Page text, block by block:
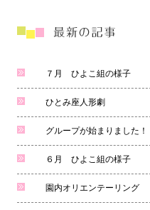
７月 ひよこ組の様子
ひとみ座人形劇
グループが始まりました！
６月 ひよこ組の様子
園内オリエンテーリング